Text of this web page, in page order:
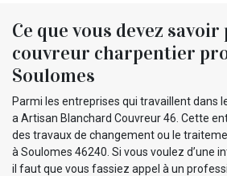
Ce que vous devez
couvreur charpentier
Soulomes
Parmi les entreprises qui travaillent dans
a Artisan Blanchard Couvreur 46. Cette
des travaux de changement ou le
à Soulomes 46240. Si vous voulez d’une
il faut que vous fassiez appel à un